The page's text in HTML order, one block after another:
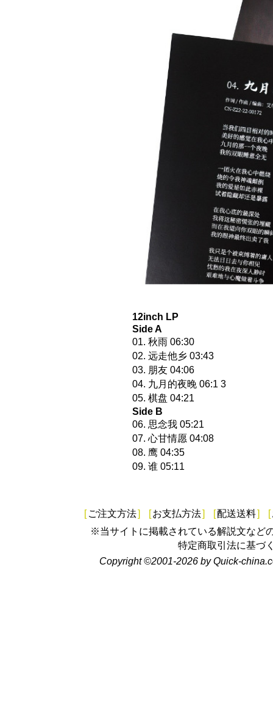
12inch LP
Side A
01. 秋雨 06:30
02. 远走他乡 03:43
03. 朋友 04:06
04. 九月的夜晚 06:1 3
05. 棋盘 04:21
Side B
06. 思念我 05:21
07. 心甘情愿 04:08
08. 鹰 04:35
09. 谁 05:11
[ ご注文方法] [お支払方法] [配送送料] [
※当サイトに掲載されている解説文など
特定商取引法に基づ
Copyright ©2001-2026 by Quick-